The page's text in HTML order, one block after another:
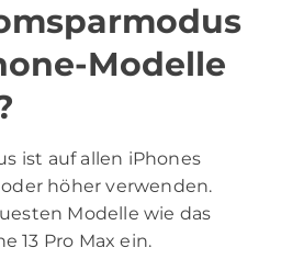
Modelle
ist auf allen iPhones
höher verwenden.
Modelle wie das
13 Pro Max ein.